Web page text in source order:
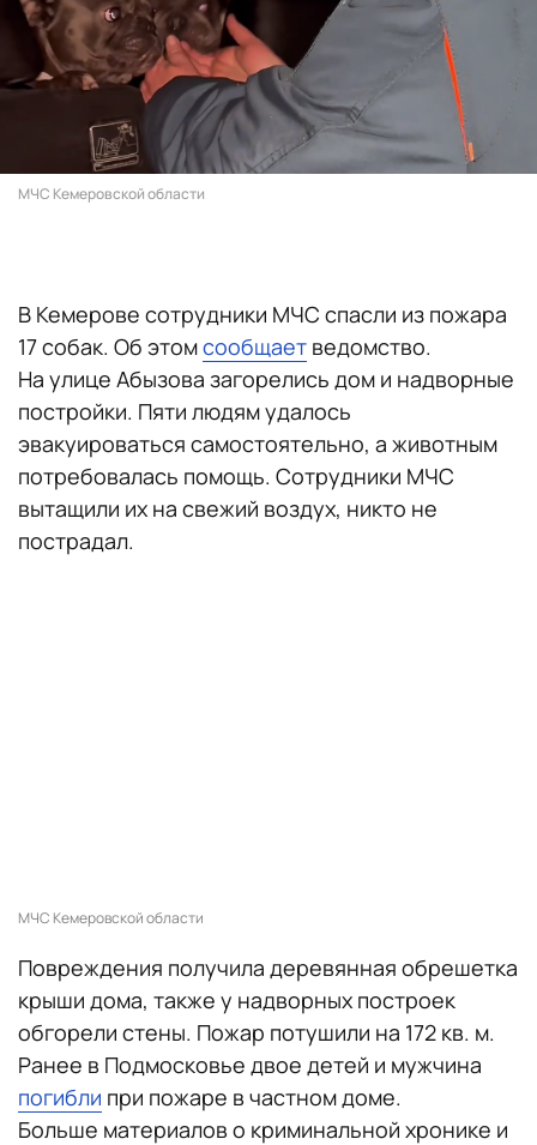
МЧС Кемеровской области
В Кемерове сотрудники МЧС спасли из пожара
17 собак. Об этомсообщает ведомство.
На улице Абызова загорелись дом и надворные
постройки. Пяти людям удалось
эвакуироваться самостоятельно, а животным
потребовалась помощь. Сотрудники МЧС
вытащили их на свежий воздух, никто не
пострадал.
МЧС Кемеровской области
Повреждения получила деревянная обрешетка
крыши дома, также у надворных построек
обгорели стены. Пожар потушили на 172 кв. м.
Ранее в Подмосковье двое детей и мужчина
погибли при пожаре в частном доме.
Больше материалов о криминальной хронике и